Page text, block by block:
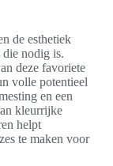
de esthetiek
nodig is.
deze favoriete
volle potentieel
en een
kleurrijke
helpt
te maken voor